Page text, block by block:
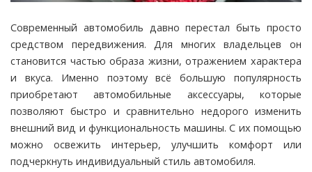
Современный автомобиль давно перестал быть просто
средством передвижения. Для многих владельцев он
становится частью образа жизни, отражением характера
и вкуса. Именно поэтому всё большую популярность
приобретают автомобильные аксессуары, которые
позволяют быстро и сравнительно недорого изменить
внешний вид и функциональность машины. С их помощью
можно освежить интерьер, улучшить комфорт или
подчеркнуть индивидуальный стиль автомобиля.